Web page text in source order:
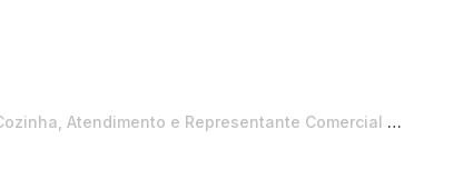
e Representante Comercial em Parnaíba, Luís Correia e Floriano